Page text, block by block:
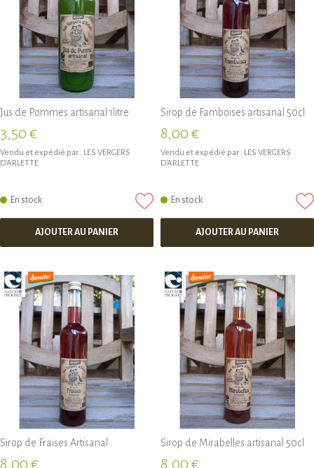
Jus de Pommes artisanal 1litre
3,50 €
Vendu et expédié par : LES VERGERS
D'ARLETTE
En stock
AJOUTER AU PANIER
Sirop de Famboises artisanal 50cl
8,00 €
Vendu et expédié par : LES VERGERS
D'ARLETTE
En stock
AJOUTER AU PANIER
Sirop de Fraises Artisanal
8,00 €
Sirop de Mirabelles artisanal 50cl
8,00 €